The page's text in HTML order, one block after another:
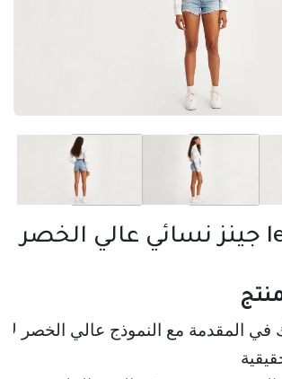
المقدمة مع النموذج عالي الخصر